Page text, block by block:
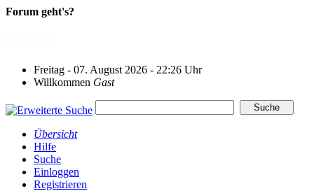
Forum geht's?
Freitag - 07. August 2026 - 22:26 Uhr
Willkommen Gast
Übersicht
Hilfe
Suche
Einloggen
Registrieren